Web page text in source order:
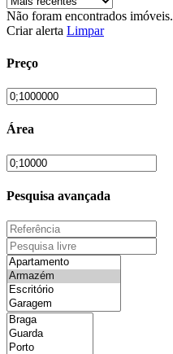
Não foram encontrados imóveis.
Criar alerta Limpar
Preço
Área
Pesquisa avançada